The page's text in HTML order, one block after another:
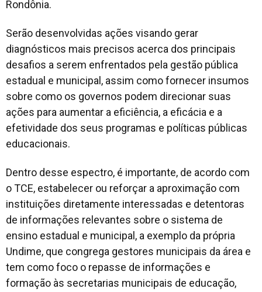
Rondônia.
Serão desenvolvidas ações visando gerar
diagnósticos mais precisos acerca dos principais
desafios a serem enfrentados pela gestão pública
estadual e municipal, assim como fornecer insumos
sobre como os governos podem direcionar suas
ações para aumentar a eficiência, a eficácia e a
efetividade dos seus programas e políticas públicas
educacionais.
Dentro desse espectro, é importante, de acordo com
o TCE, estabelecer ou reforçar a aproximação com
instituições diretamente interessadas e detentoras
de informações relevantes sobre o sistema de
ensino estadual e municipal, a exemplo da própria
Undime, que congrega gestores municipais da área e
tem como foco o repasse de informações e
formação às secretarias municipais de educação,